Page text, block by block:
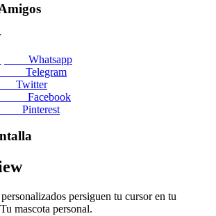
Whatsapp
Telegram
Twitter
Facebook
Pinterest
persiguen tu cursor en tu
mascota personal.